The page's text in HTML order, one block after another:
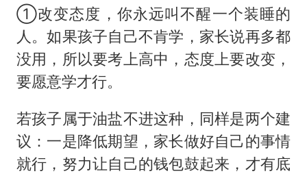
①改变态度，你永远叫不醒一个装睡的
人。如果孩子自己不肯学，家长说再多都
没用，所以要考上高中，态度上要改变，
要愿意学才行。
若孩子属于油盐不进这种，同样是两个建
议：一是降低期望，家长做好自己的事情
就行，努力让自己的钱包鼓起来，才有底